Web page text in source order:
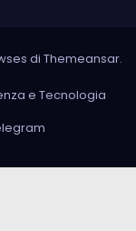
di Themeansar.
e Tecnologia